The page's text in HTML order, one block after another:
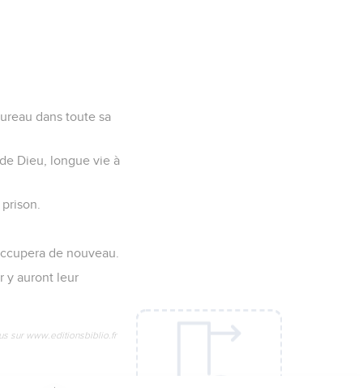
dans toute sa
Dieu, longue vie à
de nouveau.
y auront leur
sur www.editionsbiblio.fr